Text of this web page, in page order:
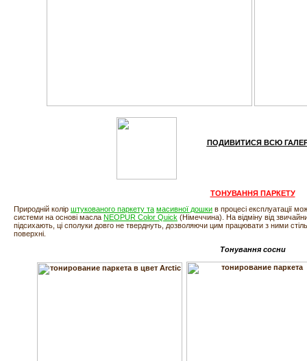
ПОДИВИТИСЯВСЮ
ТОНУВАННЯ ПАРКЕТУ
Природній колір штукованого паркету та масивної дошки в процесі експлуатації
системи на основі масла NEOPUR Color Quick (Німеччина). На відміну від
підсихають, ці сполуки довго не тверднуть, дозволяючи цим працювати з ними
поверхні.
Тонування сосни